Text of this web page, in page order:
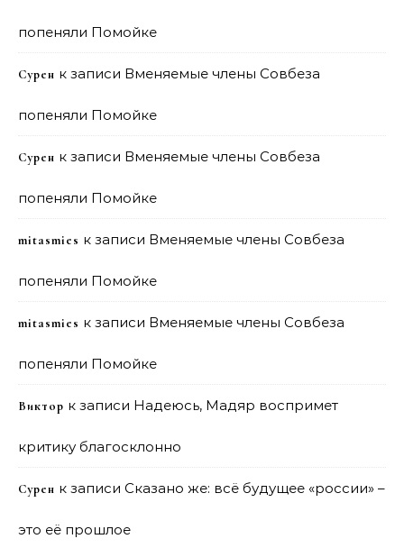
попеняли Помойке
Сурен к записи Вменяемые члены Совбеза
попеняли Помойке
Сурен к записи Вменяемые члены Совбеза
попеняли Помойке
mitasmies к записи Вменяемые члены Совбеза
попеняли Помойке
mitasmies к записи Вменяемые члены Совбеза
попеняли Помойке
Виктор к записи Надеюсь, Мадяр воспримет
критику благосклонно
Сурен к записи Сказано же: всё будущее «россии» –
это её прошлое